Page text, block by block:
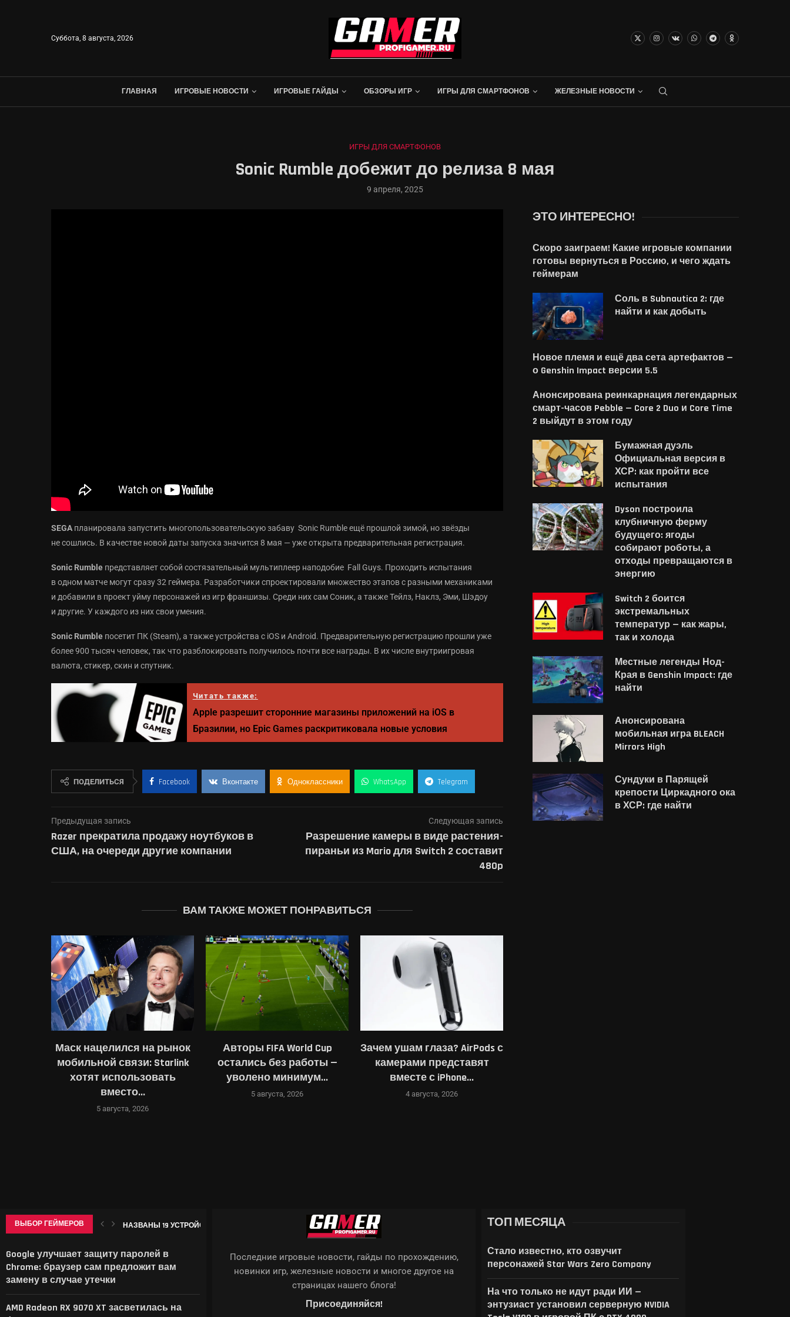
Суббота, 8 августа, 2026
ГЛАВНАЯ ИГРОВЫЕ НОВОСТИ ИГРОВЫЕ ГАЙДЫ ОБЗОРЫ ИГР ИГРЫ ДЛЯ СМАРТФОНОВ ЖЕЛЕЗНЫЕ НОВОСТИ
ИГРЫ ДЛЯ СМАРТФОНОВ
Sonic Rumble добежит до релиза 8 мая
9 апреля, 2025
SEGA планировала запустить многопользовательскую забаву Sonic Rumble ещё прошлой зимой, но звёзды
не сошлись. В качестве новой даты запуска значится 8 мая — уже открыта предварительная регистрация.
Sonic Rumble представляет собой состязательный мультиплеер наподобие Fall Guys. Проходить испытания
в одном матче могут сразу 32 геймера. Разработчики спроектировали множество этапов с разными механиками
и добавили в проект уйму персонажей из игр франшизы. Среди них сам Соник, а также Тейлз, Наклз, Эми, Шэдоу
и другие. У каждого из них свои умения.
Sonic Rumble посетит ПК (Steam), а также устройства с iOS и Android. Предварительную регистрацию прошли уже
более 900 тысяч человек, так что разблокировать получилось почти все награды. В их числе внутриигровая
валюта, стикер, скин и спутник.
Читать также:
Apple разрешит сторонние магазины приложений на iOS в
Бразилии, но Epic Games раскритиковала новые условия
ПОДЕЛИТЬСЯ Facebook Вконтакте Одноклассники WhatsApp Telegram
Предыдущая запись
Razer прекратила продажу ноутбуков в
США, на очереди другие компании
Следующая запись
Разрешение камеры в виде растения-
пираньи из Mario для Switch 2 составит
480p
ВАМ ТАКЖЕ МОЖЕТ ПОНРАВИТЬСЯ
Маск нацелился на рынок
мобильной связи: Starlink
хотят использовать
вместо...
5 августа, 2026
Авторы FIFA World Cup
остались без работы —
уволено минимум...
5 августа, 2026
Зачем ушам глаза? AirPods с
камерами представят
вместе с iPhone...
4 августа, 2026
ЭТО ИНТЕРЕСНО!
Скоро заиграем! Какие игровые компании
готовы вернуться в Россию, и чего ждать
геймерам
Соль в Subnautica 2: где
найти и как добыть
Новое племя и ещё два сета артефактов —
о Genshin Impact версии 5.5
Анонсирована реинкарнация легендарных
смарт-часов Pebble — Core 2 Duo и Core Time
2 выйдут в этом году
Бумажная дуэль
Официальная версия в
ХСР: как пройти все
испытания
Dyson построила
клубничную ферму
будущего: ягоды
собирают роботы, а
отходы превращаются в
энергию
Switch 2 боится
экстремальных
температур — как жары,
так и холода
Местные легенды Нод-
Края в Genshin Impact: где
найти
Анонсирована
мобильная игра BLEACH
Mirrors High
Сундуки в Парящей
крепости Циркадного ока
в ХСР: где найти
ВЫБОР ГЕЙМЕРОВ НАЗВАНЫ 19 УСТРОЙСТВ SAMSUNG, ДЛЯ КОТОРЫХ ANDROID 17...
Google улучшает защиту паролей в
Chrome: браузер сам предложит вам
замену в случае утечки
AMD Radeon RX 9070 XT засветилась на
Последние игровые новости, гайды по прохождению,
новинки игр, железные новости и многое другое на
страницах нашего блога!
Присоединяйся!
ТОП МЕСЯЦА
Стало известно, кто озвучит
персонажей Star Wars Zero Company
На что только не идут ради ИИ —
энтузиаст установил серверную NVIDIA